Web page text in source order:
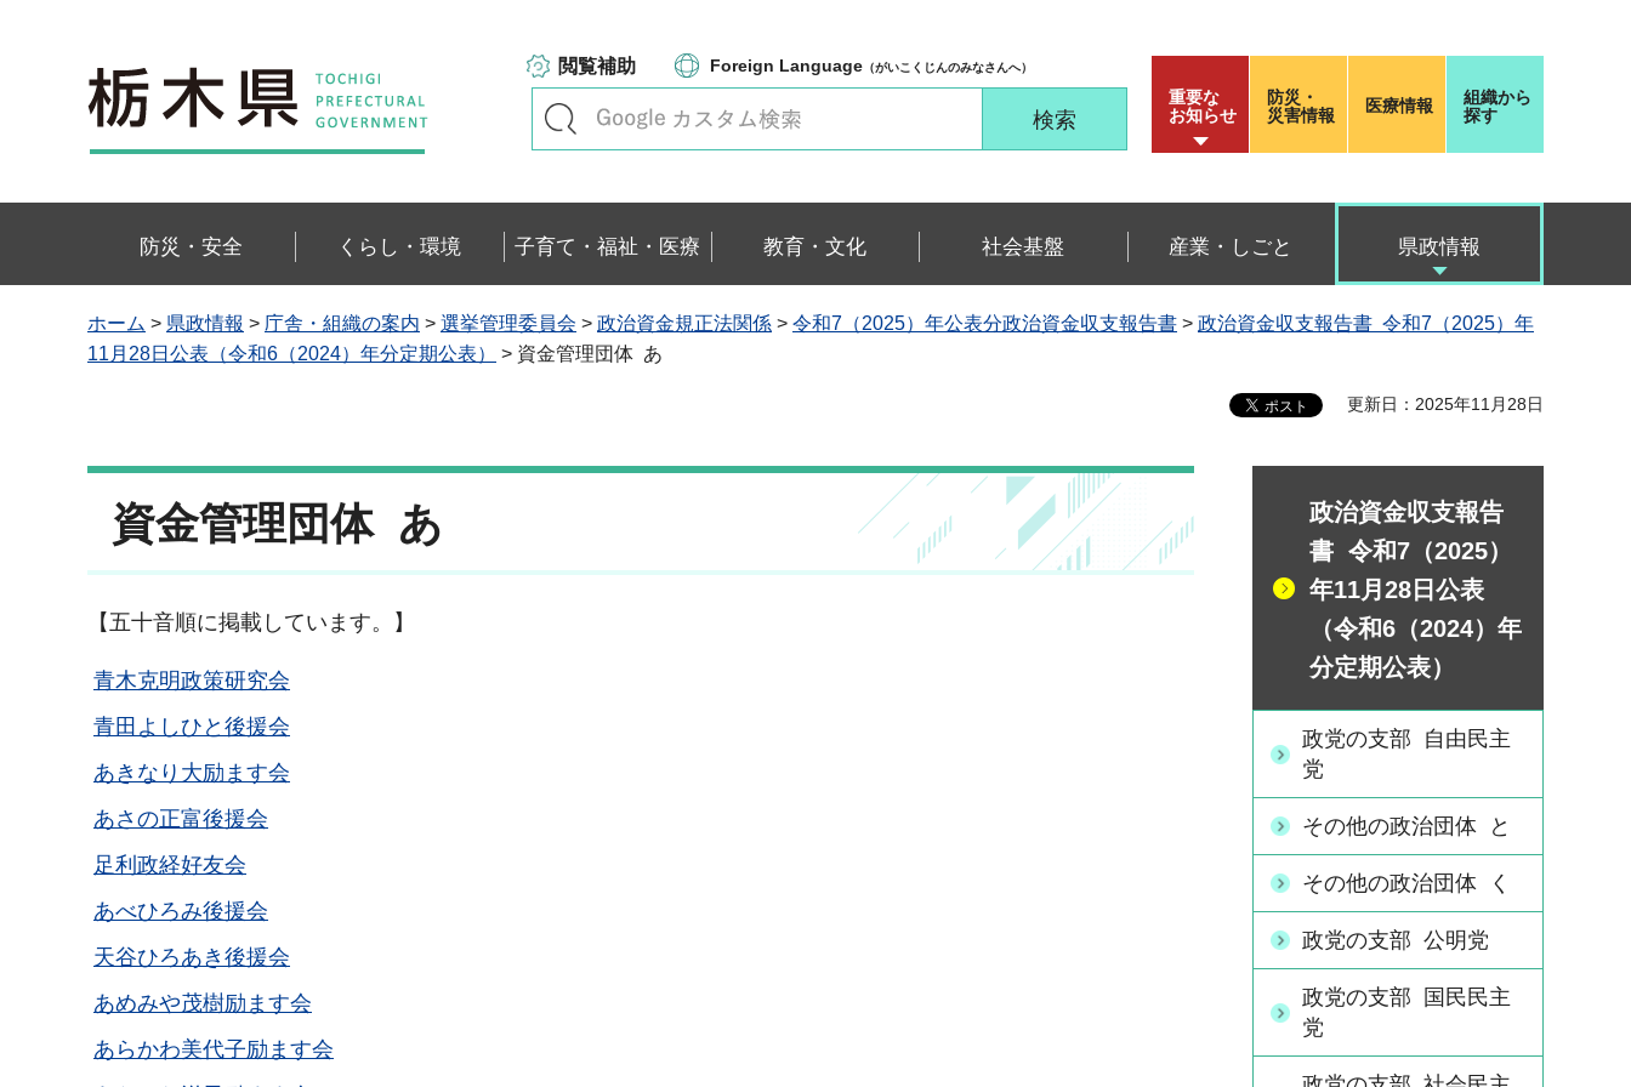
栃木県
閲覧補助 Foreign Language （がいこくじんのみなさんへ）
重要な
お知らせ
防災・
災害情報
医療情報
組織から
探す
防災・安全 くらし・環境 子育て・福祉・医療 教育・文化 社会基盤 産業・しごと 県政情報
ホーム > 県政情報 > 庁舎・組織の案内 > 選挙管理委員会 > 政治資金規正法関係 > 令和7（2025）年公表分政治資金収支報告書 > 政治資金収支報告書 令和7（2025）年
11月28日公表（令和6（2024）年分定期公表）
> 資金管理団体 あ
更新日：2025年11月28日
資金管理団体 あ
【五十音順に掲載しています。】
青木克明政策研究会
青田よしひと後援会
あきなり大励ます会
あさの正富後援会
足利政経好友会
あべひろみ後援会
天谷ひろあき後援会
あめみや茂樹励ます会
あらかわ美代子励ます会
政治資金収支報告
書 令和7（2025）
年11月28日公表
（令和6（2024）年
分定期公表）
政党の支部 自由民主
党
その他の政治団体 と
その他の政治団体 く
政党の支部 公明党
政党の支部 国民民主
党